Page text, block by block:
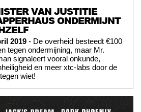
VAN JUSTITIE
ONDERMIJNT
2019 - De overheid besteedt €100
tegen ondermijning, maar Mr.
signaleert vooral onkunde,
en meer xtc-labs door de
wiet!